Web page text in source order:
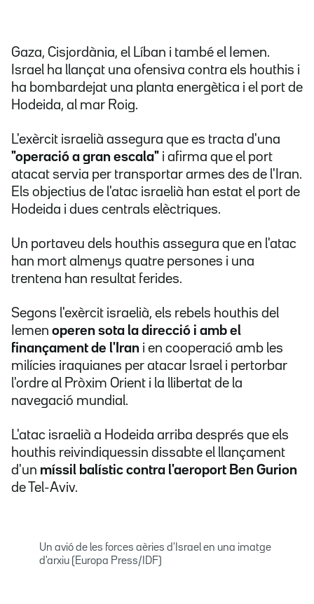
Gaza, Cisjordània, el Líban i també el Iemen.
Israel ha llançat una ofensiva contra els houthis i
ha bombardejat una planta energètica i el port de
Hodeida, al mar Roig.
L'exèrcit israelià assegura que es tracta d'una
"operació a gran escala" i afirma que el port
atacat servia per transportar armes des de l'Iran.
Els objectius de l'atac israelià han estat el port de
Hodeida i dues centrals elèctriques.
Un portaveu dels houthis assegura que en l'atac
han mort almenys quatre persones i una
trentena han resultat ferides.
Segons l'exèrcit israelià, els rebels houthis del
Iemen operen sota la direcció i amb el
finançament de l'Iran i en cooperació amb les
milícies iraquianes per atacar Israel i pertorbar
l'ordre al Pròxim Orient i la llibertat de la
navegació mundial.
L'atac israelià a Hodeida arriba després que els
houthis reivindiquessin dissabte el llançament
d'un míssil balístic contra l'aeroport Ben Gurion
de Tel-Aviv.
Un avió de les forces aèries d'Israel en una imatge
d'arxiu (Europa Press/IDF)